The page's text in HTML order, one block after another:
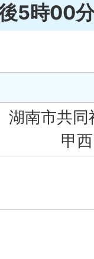
5時00
湖南市共
甲